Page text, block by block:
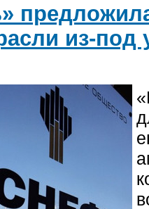
из-под